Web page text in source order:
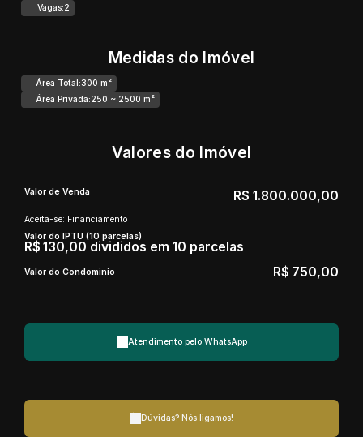
Vagas:2
Medidas do Imóvel
Área Total:300 m²
Área Privada:250 ~ 2500 m²
Valores do Imóvel
R$ 1.800.000,00
Valor de Venda
Aceita-se: Financiamento
Valor do IPTU (10 parcelas)
R$ 130,00 divididos em 10 parcelas
Valor do Condominio R$ 750,00
Atendimento pelo WhatsApp
Dúvidas? Nós ligamos!